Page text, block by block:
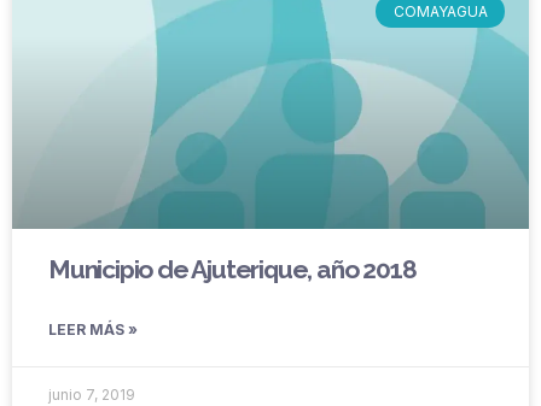
COMAYAGUA
Municipio de Ajuterique, año 2018
LEER MÁS »
junio 7, 2019